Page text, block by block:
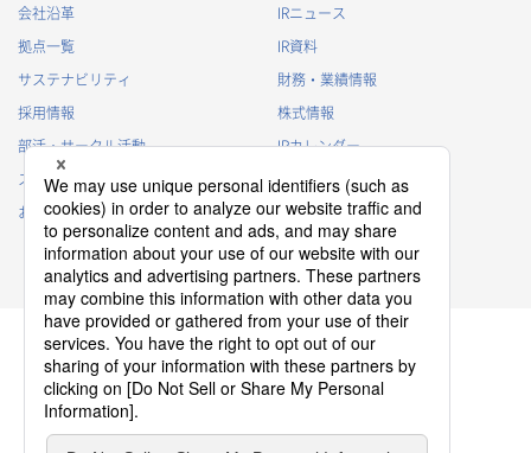
会社沿革
拠点一覧
サステナビリティ
採用情報
部活・サークル活動
スポンサー活動
お問い合わせ
IRニュース
IR資料
財務・業績情報
株式情報
IRカレンダー
IRに関するよくあるご質問
IRポリシー
免責事項
プライバシーポリシー クッキーポリシー